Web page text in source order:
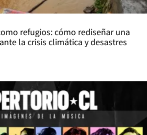
refugios: cómo rediseñar una
la crisis climática y desastres